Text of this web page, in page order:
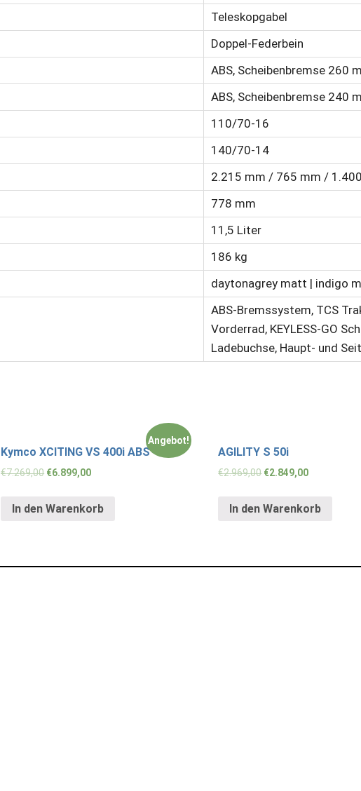
Teleskopgabel
Doppel-Federbein
ABS, Scheibenbremse 260
ABS, Scheibenbremse 240
110/70-16
140/70-14
2.215 mm / 765 mm /
778 mm
11,5 Liter
186 kg
daytonagrey matt | indigo
ABS-Bremssystem, TCS
Vorderrad, KEYLESS-GO
Ladebuchse, Haupt- und
Angebot!
Kymco XCITING VS 400i ABS
€7.269,00 €6.899,00
In den Warenkorb
AGILITY S 50i
€2.969,00 €2.849,00
In den Warenkorb